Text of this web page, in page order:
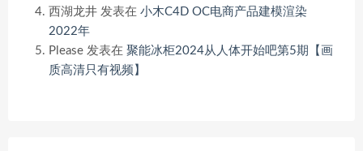
西湖龙井 发表在 小木C4D OC电商产品建模渲染
2022年
Please 发表在 聚能冰柜2024从人体开始吧第5期【画
质高清只有视频】